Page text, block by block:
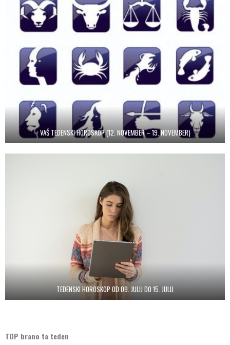
VAŠ TEDENSKI HOROSKOP (12. NOVEMBER – 19. NOVEMBER)
TEDENSKI HOROSKOP OD 09. JULIJ DO 15. JULIJ
TOP brano ta teden